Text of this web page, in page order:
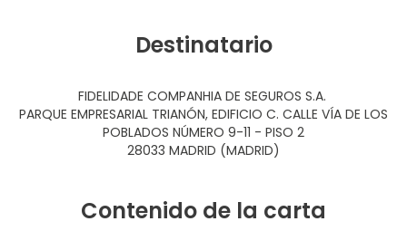
Destinatario
FIDELIDADE COMPANHIA DE SEGUROS S.A.
PARQUE EMPRESARIAL TRIANÓN, EDIFICIO C. CALLE VÍA DE LOS
POBLADOS NÚMERO 9-11 - PISO 2
28033 MADRID (MADRID)
Contenido de la carta